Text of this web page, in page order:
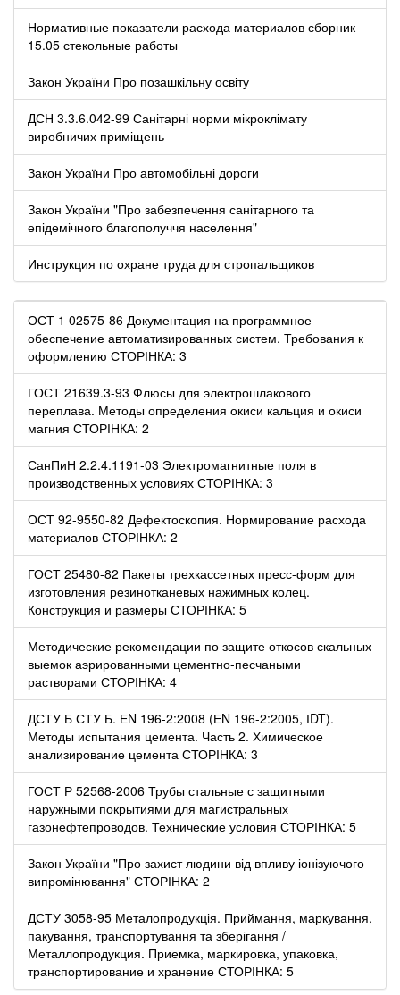
Нормативные показатели расхода материалов сборник
15.05 стекольные работы
Закон України Про позашкільну освіту
ДСН 3.3.6.042-99 Санітарні норми мікроклімату
виробничих приміщень
Закон України Про автомобільні дороги
Закон України "Про забезпечення санітарного та
епідемічного благополуччя населення"
Инструкция по охране труда для стропальщиков
ОСТ 1 02575-86 Документация на программное
обеспечение автоматизированных систем. Требования к
оформлению СТОРІНКА: 3
ГОСТ 21639.3-93 Флюсы для электрошлакового
переплава. Методы определения окиси кальция и окиси
магния СТОРІНКА: 2
СанПиН 2.2.4.1191-03 Электромагнитные поля в
производственных условиях СТОРІНКА: 3
ОСТ 92-9550-82 Дефектоскопия. Нормирование расхода
материалов СТОРІНКА: 2
ГОСТ 25480-82 Пакеты трехкассетных пресс-форм для
изготовления резинотканевых нажимных колец.
Конструкция и размеры СТОРІНКА: 5
Методические рекомендации по защите откосов скальных
выемок аэрированными цементно-песчаными
растворами СТОРІНКА: 4
ДСТУ Б СТУ Б. ЕN 196-2:2008 (ЕN 196-2:2005, ІDT).
Методы испытания цемента. Часть 2. Химическое
анализирование цемента СТОРІНКА: 3
ГОСТ Р 52568-2006 Трубы стальные с защитными
наружными покрытиями для магистральных
газонефтепроводов. Технические условия СТОРІНКА: 5
Закон України "Про захист людини від впливу іонізуючого
випромінювання" СТОРІНКА: 2
ДСТУ 3058-95 Металопродукція. Приймання, маркування,
пакування, транспортування та зберігання /
Металлопродукция. Приемка, маркировка, упаковка,
транспортирование и хранение СТОРІНКА: 5